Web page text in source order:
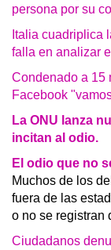
persona por su
Italia cuadriplica
falla en analizar
Condenado a 15
Facebook
La ONU lanza
incitan al odio.
El odio que no
Muchos de los
fuera de las
o no se registran
Ciudadanos